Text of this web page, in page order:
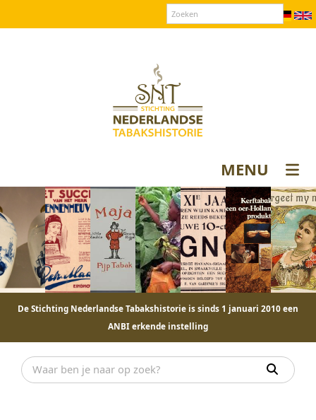
MENU
De Stichting Nederlandse Tabakshistorie is sinds 1 januari 2010 een
ANBI erkende instelling